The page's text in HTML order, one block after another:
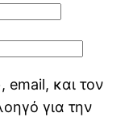
και τον
για την